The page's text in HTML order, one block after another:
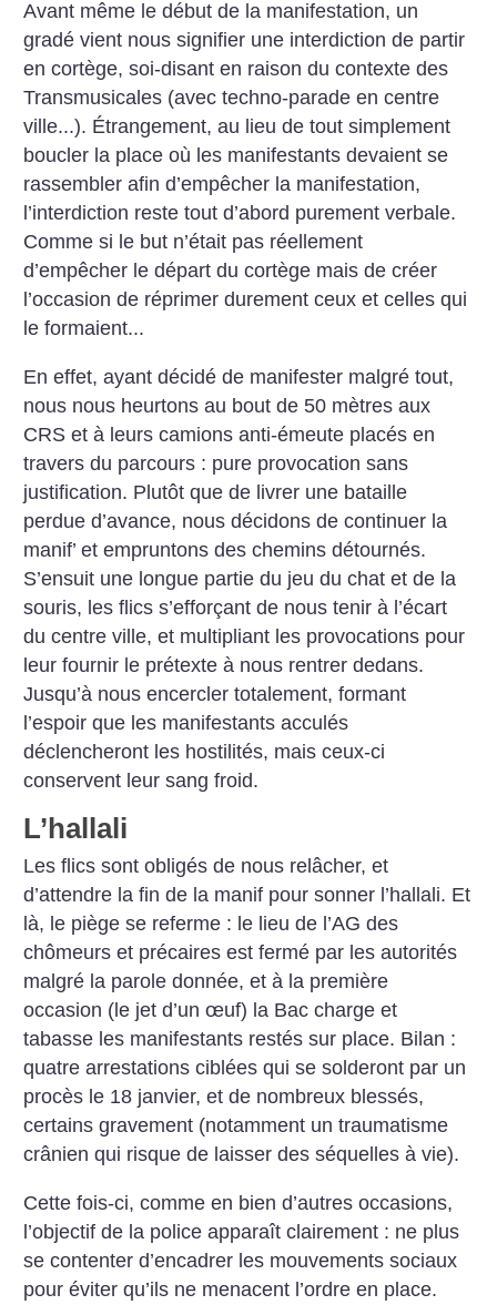
Avant même le début de la manifestation, un
gradé vient nous signifier une interdiction de partir
en cortège, soi-disant en raison du contexte des
Transmusicales (avec techno-parade en centre
ville...). Étrangement, au lieu de tout simplement
boucler la place où les manifestants devaient se
rassembler afin d’empêcher la manifestation,
l’interdiction reste tout d’abord purement verbale.
Comme si le but n’était pas réellement
d’empêcher le départ du cortège mais de créer
l’occasion de réprimer durement ceux et celles qui
le formaient...
En effet, ayant décidé de manifester malgré tout,
nous nous heurtons au bout de 50 mètres aux
CRS et à leurs camions anti-émeute placés en
travers du parcours : pure provocation sans
justification. Plutôt que de livrer une bataille
perdue d’avance, nous décidons de continuer la
manif’ et empruntons des chemins détournés.
S’ensuit une longue partie du jeu du chat et de la
souris, les flics s’efforçant de nous tenir à l’écart
du centre ville, et multipliant les provocations pour
leur fournir le prétexte à nous rentrer dedans.
Jusqu’à nous encercler totalement, formant
l’espoir que les manifestants acculés
déclencheront les hostilités, mais ceux-ci
conservent leur sang froid.
L’hallali
Les flics sont obligés de nous relâcher, et
d’attendre la fin de la manif pour sonner l’hallali. Et
là, le piège se referme : le lieu de l’AG des
chômeurs et précaires est fermé par les autorités
malgré la parole donnée, et à la première
occasion (le jet d’un œuf) la Bac charge et
tabasse les manifestants restés sur place. Bilan :
quatre arrestations ciblées qui se solderont par un
procès le 18 janvier, et de nombreux blessés,
certains gravement (notamment un traumatisme
crânien qui risque de laisser des séquelles à vie).
Cette fois-ci, comme en bien d’autres occasions,
l’objectif de la police apparaît clairement : ne plus
se contenter d’encadrer les mouvements sociaux
pour éviter qu’ils ne menacent l’ordre en place.